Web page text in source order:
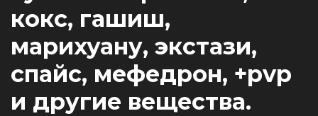
кокс, гашиш,
марихуану, экстази,
спайс, мефедрон, +pvp
и другие вещества.